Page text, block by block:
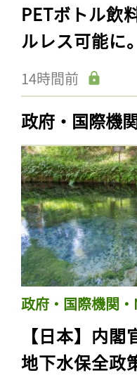
PETボトル飲
ルレス可能に
14時間前
政府・国際機
政府・国際機関・
【日本】内閣
地下水保全政